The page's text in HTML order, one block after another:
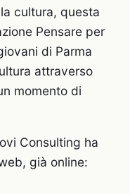
cultura, questa
Pensare per
di Parma
attraverso
momento di
Consulting ha
già online: